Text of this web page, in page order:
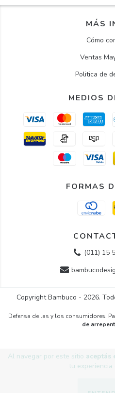
Al navegar por este sitio aceptás
tu experiencia
MÁS
Cómo
Ventas
Politica de
MEDIOS
FORMAS
(011) 15
Copyright Bambuco - 2026.
Defensa de las y los consumidores.
de